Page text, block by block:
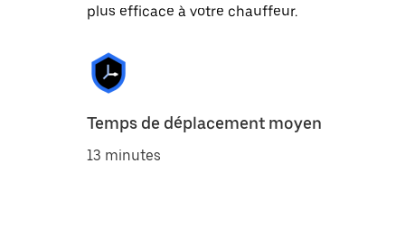
plus efficace à votre chauffeur.
Temps de déplacement moyen
13 minutes